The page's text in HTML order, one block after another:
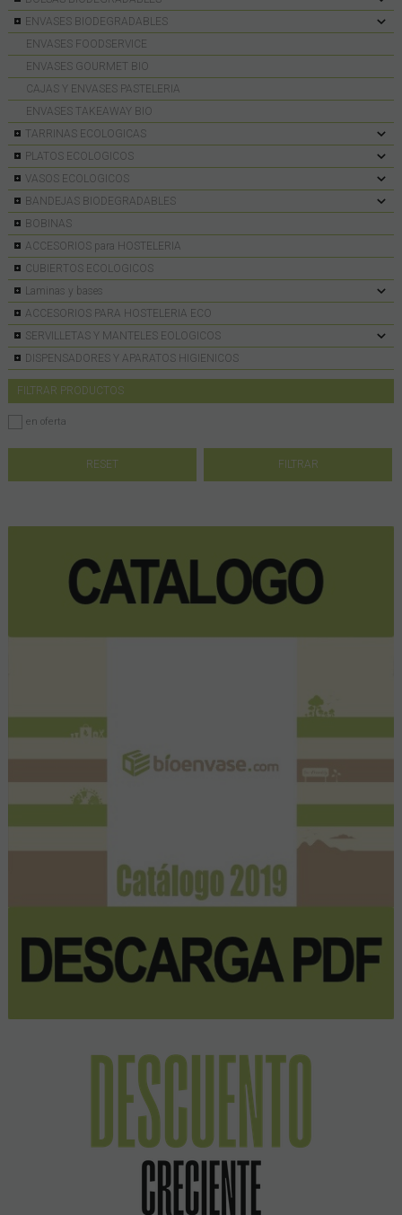
ENVASES BIODEGRADABLES
ENVASES FOODSERVICE
ENVASES GOURMET BIO
CAJAS Y ENVASES PASTELERIA
ENVASES TAKEAWAY BIO
TARRINAS ECOLOGICAS
PLATOS ECOLOGICOS
VASOS ECOLOGICOS
BANDEJAS BIODEGRADABLES
BOBINAS
ACCESORIOS para HOSTELERIA
CUBIERTOS ECOLOGICOS
Laminas y bases
ACCESORIOS PARA HOSTELERIA ECO
SERVILLETAS Y MANTELES EOLOGICOS
DISPENSADORES Y APARATOS HIGIENICOS
FILTRAR PRODUCTOS
en oferta